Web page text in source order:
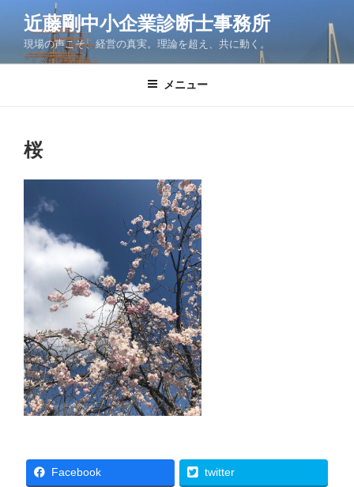
ン
近藤剛中小企業診断士事務所
現場の声こそ、経営の真実。理論を超え、共に動く。
メニュー
桜
Facebook twitter